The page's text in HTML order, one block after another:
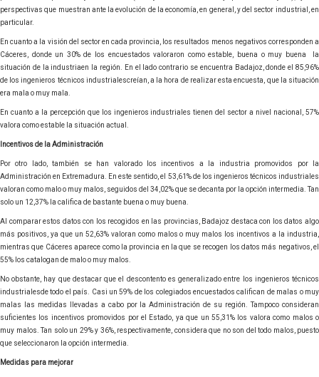
perspectivas que muestran ante la evolución de la economía, en general, y del sector industrial, en
particular.
En cuanto a la visión del sector en cada provincia, los resultados menos negativos corresponden a
Cáceres, donde un 30% de los encuestados valoraron como estable, buena o muy buena la
situación de la industriaen la región. En el lado contrario se encuentra Badajoz, donde el 85,96%
de los ingenieros técnicos industrialescreían, a la hora de realizar esta encuesta, que la situación
era mala o muy mala.
En cuanto a la percepción que los ingenieros industriales tienen del sector a nivel nacional, 57%
valora como estable la situación actual.
Incentivos de la Administración
Por otro lado, también se han valorado los incentivos a la industria promovidos por la
Administración en Extremadura. En este sentido, el 53,61% de los ingenieros técnicos industriales
valoran como malo o muy malos, seguidos del 34,02% que se decanta por la opción intermedia. Tan
solo un 12,37% la califica de bastante buena o muy buena.
Al comparar estos datos con los recogidos en las provincias, Badajoz destaca con los datos algo
más positivos, ya que un 52,63% valoran como malos o muy malos los incentivos a la industria,
mientras que Cáceres aparece como la provincia en la que se recogen los datos más negativos, el
55% los catalogan de malo o muy malos.
No obstante, hay que destacar que el descontento es generalizado entre los ingenieros técnicos
industrialesde todo el país. Casi un 59% de los colegiados encuestados califican de malas o muy
malas las medidas llevadas a cabo por la Administración de su región. Tampoco consideran
suficientes los incentivos promovidos por el Estado, ya que un 55,31% los valora como malos o
muy malos. Tan solo un 29% y 36%, respectivamente, considera que no son del todo malos, puesto
que seleccionaron la opción intermedia.
Medidas para mejorar